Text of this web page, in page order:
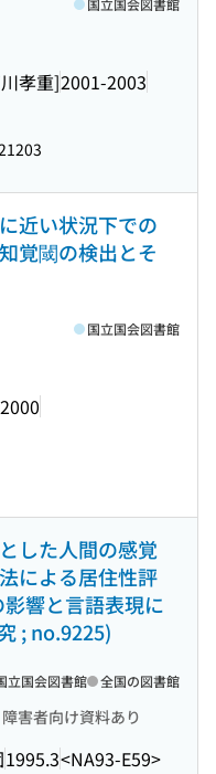
孝重]2001-2003
国立国会図書館
近い状況下での
覚閾の検出とそ
国立国会図書館
した人間の感覚
による居住性評
響と言語表現に
; no.9225)
障害者向け資料あり
1995.3<NA93-E59>
立国会図書館 全国の図書館